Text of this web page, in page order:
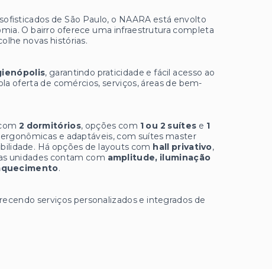
de São Paulo, o NAARA está envolto
O bairro oferece uma infraestrutura completa
novas histórias.
, garantindo praticidade e fácil acesso ao
oferta de comércios, serviços, áreas de bem-
2 dormitórios, opções com 1 ou 2 suítes e 1
e adaptáveis, com suítes master
Há opções de layouts com hall privativo,
unidades contam com amplitude, iluminação
.
serviços personalizados e integrados de